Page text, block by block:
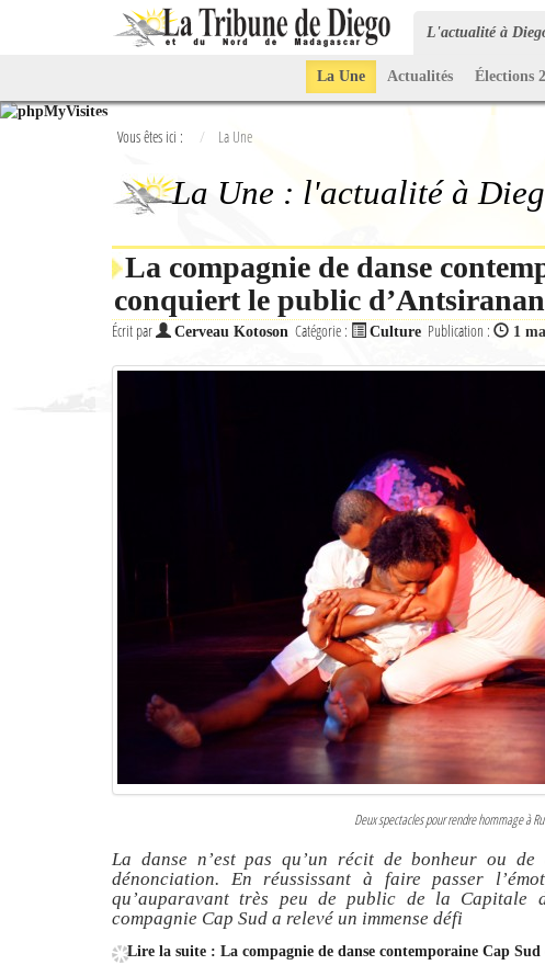
L'actualité à
La Une Actualités Élections
Vous êtes ici : La Une
La Une : l'actualité à
La compagnie de danse
conquiert le public
Écrit par Cerveau Kotoson Catégorie : Culture Publication : 1
Deux spectacles pour rendre hommage à
La danse n’est pas qu’un récit de bonheur ou
dénonciation. En réussissant à faire passer
qu’auparavant très peu de public de la Capitale
compagnie Cap Sud a relevé un immense défi
Lire la suite : La compagnie de danse contemporaine Cap